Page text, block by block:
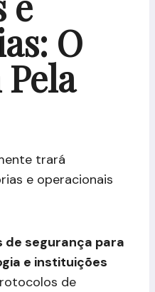
O
trará
e operacionais
de segurança para
e instituições
de